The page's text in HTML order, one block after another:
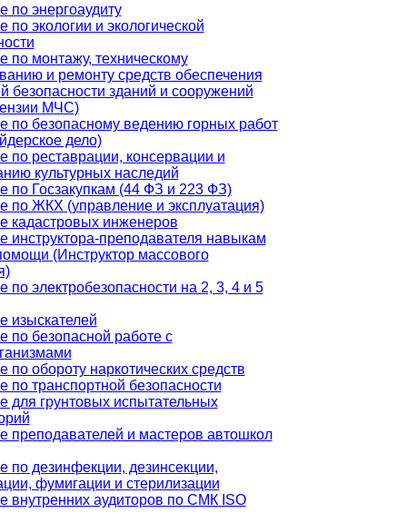
по энергоаудиту
по экологии и экологической
по монтажу, техническому
и ремонту средств обеспечения
безопасности зданий и сооружений
МЧС)
по безопасному ведению горных работ
дело)
по реставрации, консервации и
культурных наследий
по Госзакупкам (44 ФЗ и 223 ФЗ)
по ЖКХ (управление и эксплуатация)
кадастровых инженеров
инструктора-преподавателя навыкам
(Инструктор массового
по электробезопасности на 2, 3, 4 и 5
изыскателей
по безопасной работе с
по обороту наркотических средств
по транспортной безопасности
для грунтовых испытательных
преподавателей и мастеров автошкол
по дезинфекции, дезинсекции,
фумигации и стерилизации
внутренних аудиторов по СМК ISO